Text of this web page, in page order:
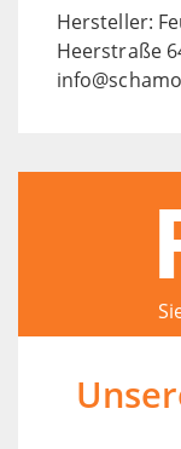
Hersteller:
Heerstraße